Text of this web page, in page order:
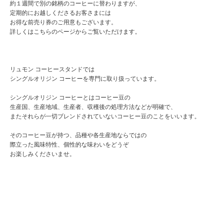
約１週間で別の銘柄のコーヒーに替わりますが、
定期的にお越しくださるお客さまには
お得な前売り券のご用意もございます。
詳しくはこちらのページからご覧いただけます。
リュモン コーヒースタンドでは
シングルオリジン コーヒーを専門に取り扱っています。
シングルオリジン コーヒーとはコーヒー豆の
生産国、生産地域、生産者、収穫後の処理方法などが明確で、
またそれらが一切ブレンドされていないコーヒー豆のことをいいます。
そのコーヒー豆が持つ、品種や各生産地ならではの
際立った風味特性、個性的な味わいをどうぞ
お楽しみくださいませ。